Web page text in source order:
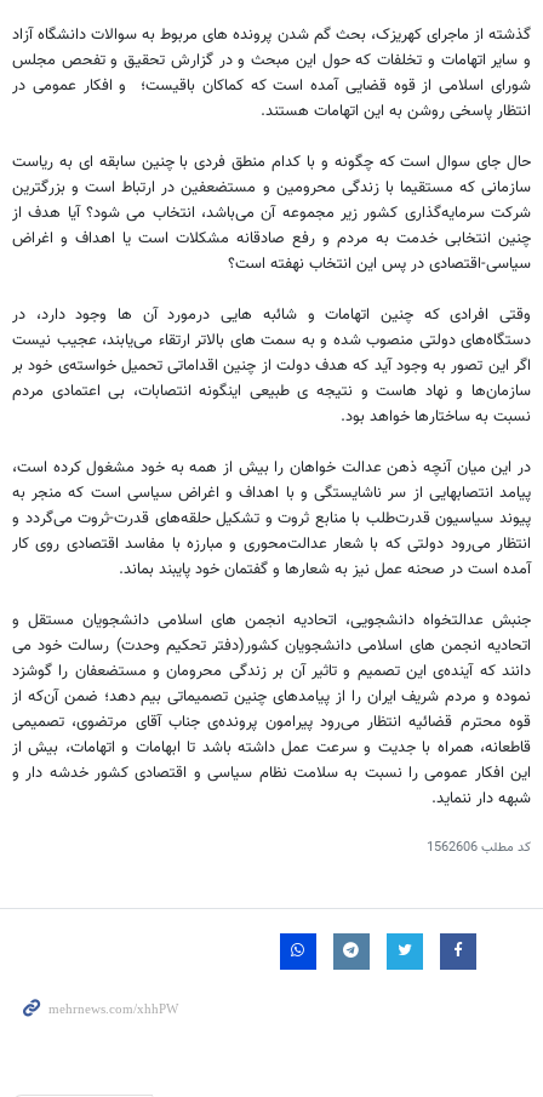
گذشته از ماجرای کهریزک، بحث گم شدن پرونده های مربوط به سوالات دانشگاه آزاد
و سایر اتهامات و تخلفات که حول این مبحث و در گزارش تحقیق و تفحص مجلس
شورای اسلامی از قوه قضایی آمده است که کماکان باقیست؛ و افکار عمومی در
انتظار پاسخی روشن به این اتهامات هستند.
حال جای سوال است که چگونه و با کدام منطق فردی با چنین سابقه ای به ریاست
سازمانی که مستقیما با زندگی محرومین و مستضعفین در ارتباط است و بزرگترین
شرکت سرمایه‌گذاری کشور زیر مجموعه آن می‌باشد، انتخاب می شود؟ آیا هدف از
چنین انتخابی خدمت به مردم و رفع صادقانه مشکلات است یا اهداف و اغراض
سیاسی-اقتصادی در پس این انتخاب نهفته است؟
وقتی افرادی که چنین اتهامات و شائبه هایی درمورد آن ها وجود دارد، در
دستگاه‌های دولتی منصوب شده و به سمت های بالاتر ارتقاء می‌یابند، عجیب نیست
اگر این تصور به وجود آید که هدف دولت از چنین اقداماتی تحمیل خواسته‌ی خود بر
سازمان‌ها و نهاد هاست و نتیجه ی طبیعی اینگونه انتصابات، بی اعتمادی مردم
نسبت به ساختارها خواهد بود.
در این میان آنچه ذهن عدالت خواهان را بیش از همه به خود مشغول کرده است،
پیامد انتصابهایی از سر ناشایستگی و با اهداف و اغراض سیاسی است که منجر به
پیوند سیاسیون قدرت‌طلب با منابع ثروت و تشکیل حلقه‌های قدرت-ثروت می‌گردد و
انتظار می‌رود دولتی که با شعار عدالت‌محوری و مبارزه با مفاسد اقتصادی روی کار
آمده است در صحنه عمل نیز به شعارها و گفتمان خود پایبند بماند.
جنبش عدالتخواه دانشجویی، اتحادیه انجمن های اسلامی دانشجویان مستقل و
اتحادیه انجمن های اسلامی دانشجویان کشور(دفتر تحکیم وحدت) رسالت خود می
دانند که آینده‌ی این تصمیم و تاثیر آن بر زندگی محرومان و مستضعفان را گوشزد
نموده و مردم شریف ایران را از پیامدهای چنین تصمیماتی بیم دهد؛ ضمن آن‌که از
قوه محترم قضائیه انتظار می‌رود پیرامون پرونده‌ی جناب آقای مرتضوی، تصمیمی
قاطعانه، همراه با جدیت و سرعت عمل داشته باشد تا ابهامات و اتهامات، بیش از
این افکار عمومی را نسبت به سلامت نظام سیاسی و اقتصادی کشور خدشه دار و
شبهه دار ننماید.
کد مطلب1562606